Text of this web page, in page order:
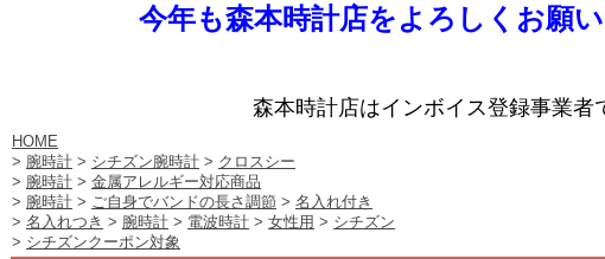
今年も森本時計店をよろしくお願
森本時計店はインボイス登録事業者
HOME
> 腕時計 > シチズン腕時計 > クロスシー
> 腕時計 > 金属アレルギー対応商品
> 腕時計 > ご自身でバンドの長さ調節 > 名入れ付き
> 名入れつき > 腕時計 > 電波時計 > 女性用 > シチズン
> シチズンクーポン対象